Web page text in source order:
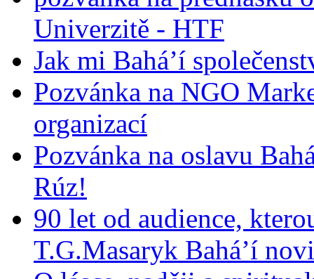
Univerzitě - HTF
Jak mi Bahá’í
Pozvánka na NGO
organizací
Pozvánka na oslavu
Rúz!
90 let od audience,
T.G.Masaryk Bahá’í